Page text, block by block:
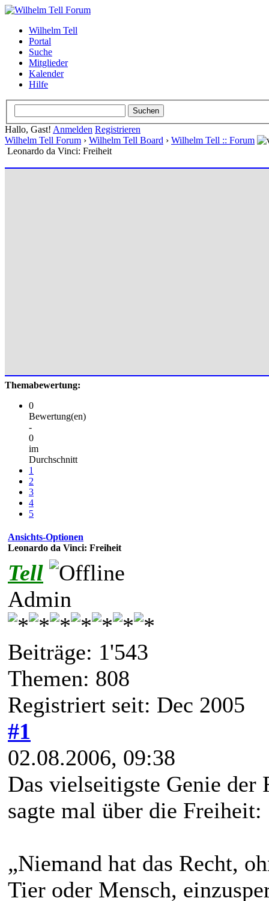
Wilhelm Tell
Portal
Suche
Mitglieder
Kalender
Hilfe
Hallo, Gast! Anmelden Registrieren
Wilhelm Tell Forum › Wilhelm Tell Board › Wilhelm Tell :: Forum
Leonardo da Vinci: Freiheit
Themabewertung:
0
Bewertung(en)
-
0
im
Durchschnitt
1
2
3
4
5
Ansichts-Optionen
Leonardo da Vinci: Freiheit
Tell
Admin
Beiträge: 1'543
Themen: 808
Registriert seit: Dec 2005
#1
02.08.2006, 09:38
Das vielseitigste Genie der
sagte mal über die Freiheit:
„Niemand hat das Recht,
Tier oder Mensch,